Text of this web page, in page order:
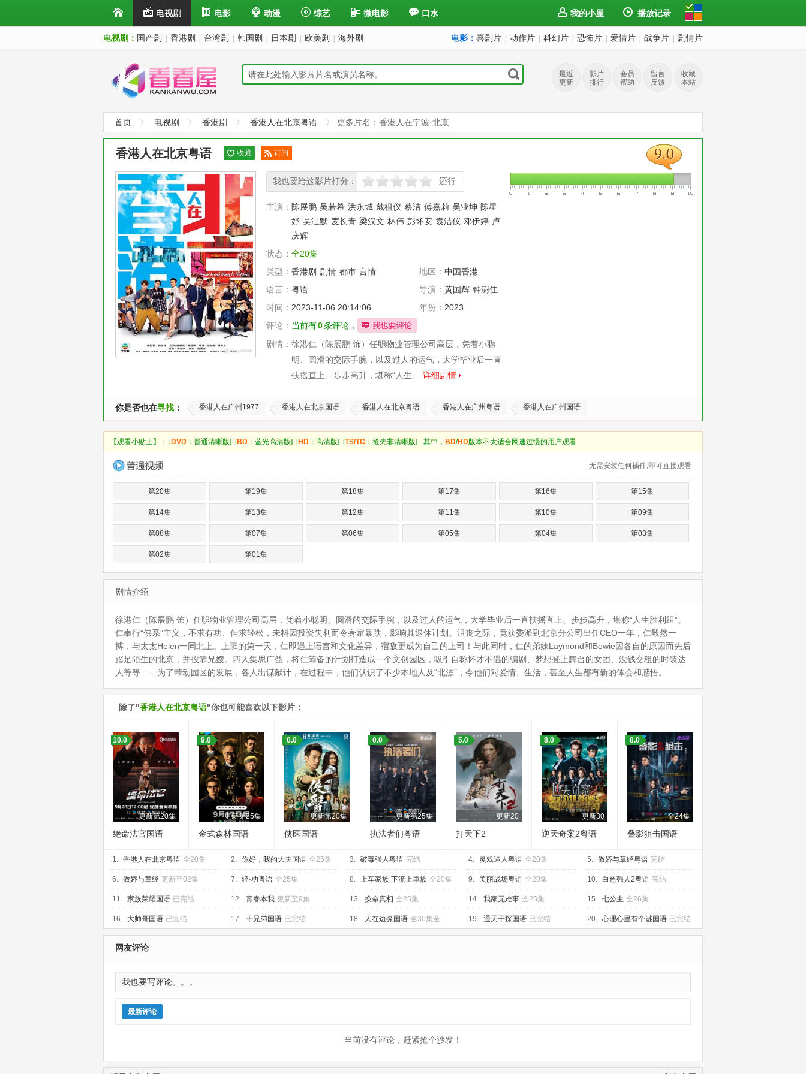
电视剧 电影 动漫 综艺 微电影 口水 我的小屋 播放记录
电视剧： 国产剧 香港剧 台湾剧 韩国剧 日本剧 欧美剧 海外剧 电影： 喜剧片 动作片 科幻片 恐怖片 爱情片 战争片 剧情片
最近
更新
影片
排行
会员
帮助
留言
反馈
收藏
本站
首页 电视剧 香港剧 香港人在北京粤语 更多片名：香港人在宁波·北京
9.0
9.0
香港人在北京粤语 收藏
订阅
我也要给这影片打分：
很差较差 还行推荐 力荐 还行
主演： 陈展鹏 吴若希 洪永城 戴祖仪 蔡洁 傅嘉莉 吴业坤 陈星
妤 吴沚默 麦长青 梁汉文 林伟 彭怀安 袁洁仪 邓伊婷 卢
庆辉
状态： 全20集
类型： 香港剧 剧情 都市 言情 地区： 中国香港
语言： 粤语 导演： 黄国辉 钟澍佳
陈海斌
时间： 2023-11-06 20:14:06 年份： 2023
评论： 当前有0条评论，
剧情： 徐港仁（陈展鹏 饰）任职物业管理公司高层，凭着小聪
明、圆滑的交际手腕，以及过人的运气，大学毕业后一直
扶摇直上、步步高升，堪称“人生… 详细剧情
你是否也在寻找 ： 香港人在广州1977 香港人在北京国语 香港人在北京粤语 香港人在广州粤语 香港人在广州国语
【观看小贴士】： [DVD ：普通清晰版] [BD ：蓝光高清版] [HD ：高清版] [TS/TC ：抢先非清晰版] - 其中， BD/HD版本不太适合网速过慢的用户观看
无需安装任何插件,即可直接观看
第20集 第19集 第18集 第17集 第16集 第15集
第14集 第13集 第12集 第11集 第10集 第09集
第08集 第07集 第06集 第05集 第04集 第03集
第02集 第01集
剧情介绍
徐港仁（陈展鹏 饰）任职物业管理公司高层，凭着小聪明、圆滑的交际手腕，以及过人的运气，大学毕业后一直扶摇直上、步步高升，堪称“人生胜利组”。
仁奉行“佛系”主义，不求有功、但求轻松，未料因投资失利而令身家暴跌，影响其退休计划。沮丧之际，竟获委派到北京分公司出任CEO一年，仁毅然一
搏，与太太Helen一同北上。上班的第一天，仁即遇上语言和文化差异，宿敌更成为自己的上司！与此同时，仁的弟妹Laymond和Bowie因各自的原因而先后
踏足陌生的北京，并投靠兄嫂。四人集思广益，将仁筹备的计划打造成一个文创园区，吸引自称怀才不遇的编剧、梦想登上舞台的女团、没钱交租的时装达
人等等……为了带动园区的发展，各人出谋献计，在过程中，他们认识了不少本地人及“北漂”，令他们对爱情、生活，甚至人生都有新的体会和感悟。
除了"香港人在北京粤语"你也可能喜欢以下影片：
更新第20集
10.0
绝命法官国语
更新第25集
9.0
金式森林国语
更新第20集
0.0
侠医国语
更新第25集
0.0
执法者们粤语
更新20
5.0
打天下2
更新30
8.0
逆天奇案2粤语
全24集
8.0
叠影狙击国语
1. 香港人在北京粤语 全20集 2. 你好，我的大夫国语 全25集 3. 破毒强人粤语 完结 4. 灵戏逼人粤语 全20集 5. 傲娇与章经粤语 完结
6. 傲娇与章经 更新至02集 7. 轻·功粤语 全25集 8. 上车家族 下流上車族 全20集 9. 美丽战场粤语 全20集 10. 白色强人2粤语 完结
11. 家族荣耀国语 已完结 12. 青春本我 更新至9集 13. 换命真相 全25集 14. 我家无难事 全25集 15. 七公主 全26集
16. 大帅哥国语 已完结 17. 十兄弟国语 已完结 18. 人在边缘国语 全30集全 19. 通天干探国语 已完结 20. 心理心里有个谜国语 已完结
网友评论
最新评论
当前没有评论，赶紧抢个沙发！